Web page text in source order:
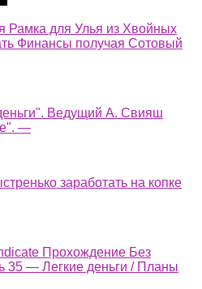
Рамка для Улья из Хвойных
Финансы получая Сотовый
Ведущий А. Свияш
—
заработать на копке
Прохождение Без
35 — Легкие деньги / Планы